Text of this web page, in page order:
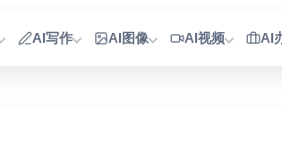
AI写作 AI图像 AI视频 AI